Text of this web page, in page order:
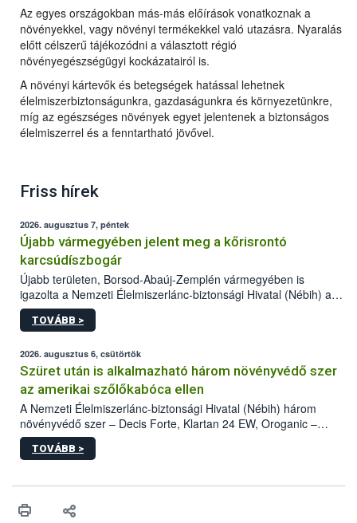
Az egyes országokban más-más előírások vonatkoznak a
növényekkel, vagy növényi termékekkel való utazásra. Nyaralás
előtt célszerű tájékozódni a választott régió
növényegészségügyi kockázatairól is.
A növényi kártevők és betegségek hatással lehetnek
élelmiszerbiztonságunkra, gazdaságunkra és környezetünkre,
míg az egészséges növények egyet jelentenek a biztonságos
élelmiszerrel és a fenntartható jövővel.
Friss hírek
2026. augusztus 7, péntek
Újabb vármegyében jelent meg a kőrisrontó
karcsúdíszbogár
Újabb területen, Borsod-Abaúj-Zemplén vármegyében is
igazolta a Nemzeti Élelmiszerlánc-biztonsági Hivatal (Nébih) a
kőrisrontó karcsúdíszbogár (Agrilus planipennis) jelenlétét. A
kártevőt nem csak színcsapdában találták meg, de már fertőzött
az intenzív felderítést, emellett az intézkedéseket a szlovák
hatósággal is összehangolják a terjedés megállítása érdekében.
TOVÁBB >
2026. augusztus 6, csütörtök
Szüret után is alkalmazható három növényvédő szer
az amerikai szőlőkabóca ellen
A Nemzeti Élelmiszerlánc-biztonsági Hivatal (Nébih) három
növényvédő szer – Decis Forte, Klartan 24 EW, Oroganic –
engedélyokiratát módosította, így azok a szüretet követően,
egészen a vesszőérettség (BBCH 91) stádiumáig
érésű szőlőkben is legyen lehetőség a károsító elleni további
felhasználók számára is elérhető és ökológiai termesztésben is
TOVÁBB >